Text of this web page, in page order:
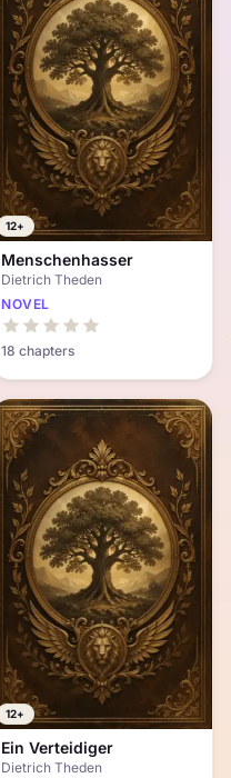
12+
Menschenhasser
Dietrich Theden
NOVEL
18 chapters
12+
Ein Verteidiger
Dietrich Theden